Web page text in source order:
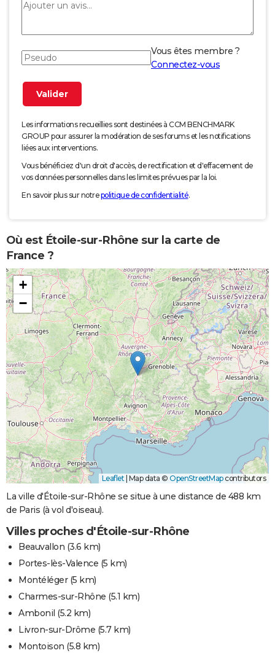
Vous êtes membre ?
Connectez-vous
Les informations recueillies sont destinées à CCM BENCHMARK
GROUP pour assurer la modération de ses forums et les notifications
liées aux interventions.
Vous bénéficiez d'un droit d'accès, de rectification et d'effacement de
vos données personnelles dans les limites prévues par la loi.
En savoir plus sur notrepolitique de confidentialité.
Où est Étoile-sur-Rhône sur la carte de
France ?
+
−
Leaflet Map data © OpenStreetMapcontributors
La ville d'Étoile-sur-Rhône se situe à une distance de 488 km
de Paris (à vol d'oiseau).
Villes proches d'Étoile-sur-Rhône
Beauvallon (3.6 km)
Portes-lès-Valence (5 km)
Montéléger(5 km)
Charmes-sur-Rhône (5.1 km)
Ambonil (5.2 km)
Livron-sur-Drôme (5.7 km)
Montoison (5.8 km)